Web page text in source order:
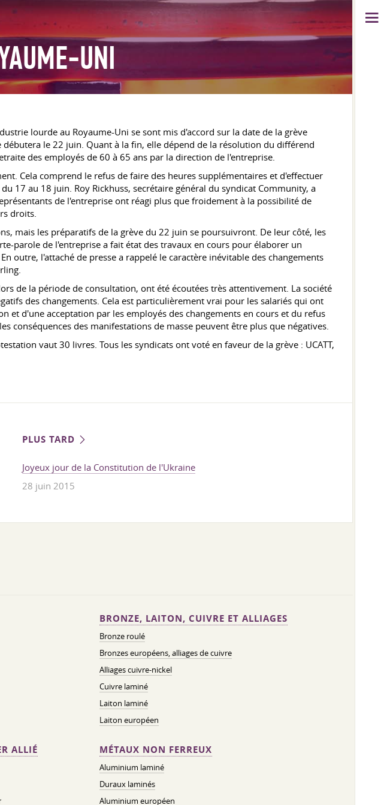
UNI
lourde au Royaume-Uni se sont mis d'accord sur la date de la grève
le 22 juin. Quant à la fin, elle dépend de la résolution du différend
des employés de 60 à 65 ans par la direction de l'entreprise.
Cela comprend le refus de faire des heures supplémentaires et d'effectuer
17 au 18 juin. Roy Rickhuss, secrétaire général du syndicat Community, a
de l'entreprise ont réagi plus que froidement à la possibilité de
droits.
mais les préparatifs de la grève du 22 juin se poursuivront. De leur côté, les
parole de l'entreprise a fait état des travaux en cours pour élaborer un
outre, l'attaché de presse a rappelé le caractère inévitable des changements
de la période de consultation, ont été écoutées très attentivement. La société
des changements. Cela est particulièrement vrai pour les salariés qui ont
et d'une acceptation par les employés des changements en cours et du refus
conséquences des manifestations de masse peuvent être plus que négatives.
vaut 30 livres. Tous les syndicats ont voté en faveur de la grève : UCATT,
PLUS TARD
Joyeux jour de la Constitution de l'Ukraine
28 juin 2015
BRONZE, LAITON, CUIVRE ET ALLIAGES
Bronze roulé
Bronzes européens, alliages de cuivre
Alliages cuivre-nickel
Cuivre laminé
Laiton laminé
Laiton européen
ALLIÉ MÉTAUX NON FERREUX
Aluminium laminé
Duraux laminés
Aluminium européen